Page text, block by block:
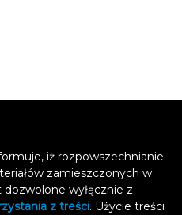
iż rozpowszechnianie
zamieszczonych w
wyłącznie z
z treści. Użycie treści